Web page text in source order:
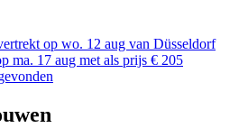
op wo. 12 aug van Düsseldorf
ma. 17 aug met als prijs € 205